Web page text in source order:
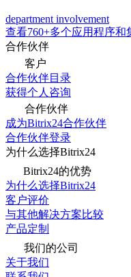
department involvement
查看760+多个应用程序和
合作伙伴
客户
合作伙伴目录
获得个人咨询
合作伙伴
成为Bitrix24合作伙伴
合作伙伴登录
为什么选择Bitrix24
Bitrix24的优势
为什么选择Bitrix24
客户评价
与其他解决方案比较
产品定制
我们的公司
关于我们